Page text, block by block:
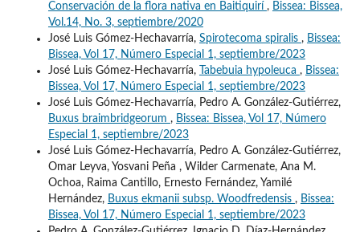
Conservación de la flora nativa en Baitiquirí , Bissea: Bissea,
Vol.14, No. 3, septiembre/2020
José Luis Gómez-Hechavarría, Spirotecoma spiralis , Bissea:
Bissea, Vol 17, Número Especial 1, septiembre/2023
José Luis Gómez-Hechavarría,
Tabebuia hypoleuca , Bissea:
Bissea, Vol 17, Número Especial 1, septiembre/2023
José Luis Gómez-Hechavarría, Pedro A. González-Gutiérrez,
Buxus braimbridgeorum , Bissea: Bissea, Vol 17, Número
Especial 1, septiembre/2023
José Luis Gómez-Hechavarría, Pedro A. González-Gutiérrez,
Omar Leyva, Yosvani Peña , Wilder Carmenate, Ana M.
Ochoa, Raima Cantillo, Ernesto Fernández, Yamilé
Hernández, Buxus ekmanii subsp. Woodfredensis , Bissea:
Bissea, Vol 17, Número Especial 1, septiembre/2023